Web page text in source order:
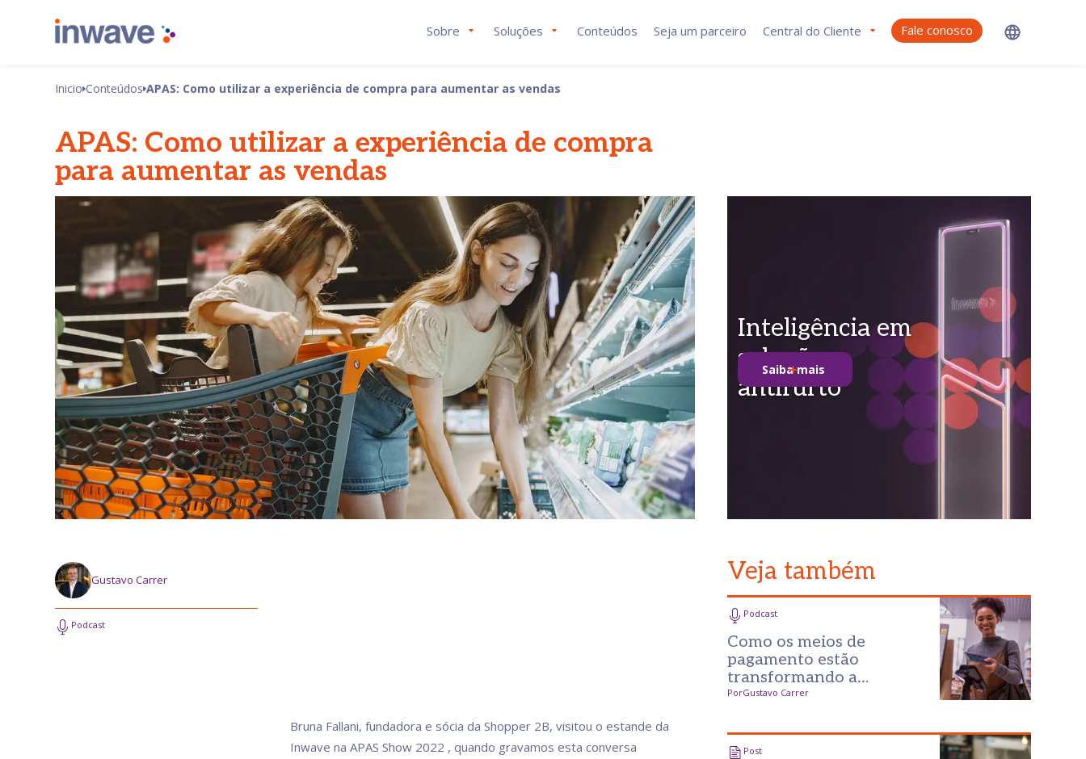
Sobre Soluções Conteúdos Seja um parceiro Central do Cliente Fale conosco
Inicio Conteúdos APAS: Como utilizar a experiência de compra para aumentar as vendas
APAS: Como utilizar a experiência de compra
para aumentar as vendas
Gustavo Carrer
Podcast
Bruna Fallani, fundadora e sócia da Shopper 2B, visitou o estande da
Inwave na APAS Show 2022 , quando gravamos esta conversa
Inteligência em
soluções
antifurto
Saiba mais
Veja também
Podcast
Como os meios de
pagamento estão
transformando a
experiência no varejo?
PorGustavo Carrer
Post